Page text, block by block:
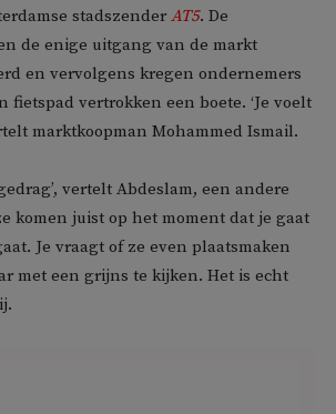
stadszender AT5. De
de enige uitgang van de markt
en vervolgens kregen ondernemers
fietspad vertrokken een boete. ‘Je voelt
marktkoopman Mohammed Ismail.
vertelt Abdeslam, een andere
komen juist op het moment dat je gaat
Je vraagt of ze even plaatsmaken
met een grijns te kijken. Het is echt